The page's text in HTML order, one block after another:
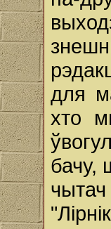
для
хто
бачу,